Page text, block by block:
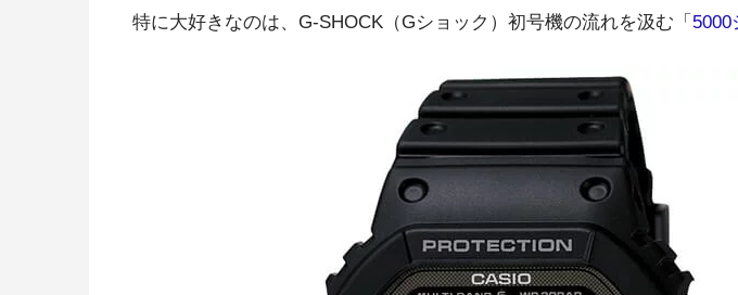
特に大好きなのは、G-SHOCK（Gショック）初号機の流れを汲む「 5000